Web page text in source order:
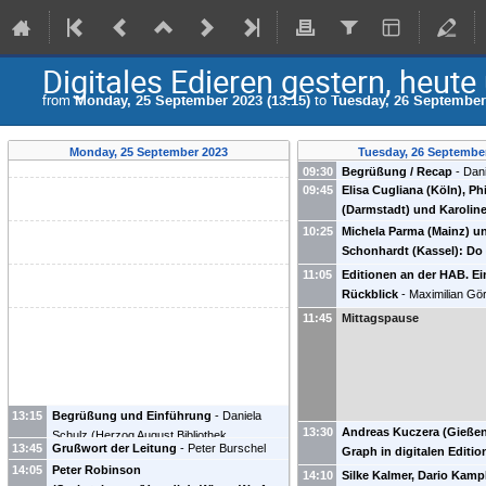
Digitales Edieren gestern,
fromMonday, 25 September 2023 (13:15) to Tuesday, 26
Monday, 25 September 2023
13:15 Begrüßung und Einführung - Daniela
Schulz (Herzog August Bibliothek
Wolfenbüttel) Marcus Baumgarten (HAB)
Torsten Schaßan
13:45 Grußwort der Leitung - Peter Burschel
(HAB)
14:05
Peter Robinson
Tuesday, 26
09:30
Begrüßung / Recap -
(Herzog August Bibliothek
Marcus Baumgarten (HAB)
Schaßan (Herzog August
Wolfenbüttel)
09:45
Elisa Cugliana (Köln),
(Darmstadt) und
(Berlin): Die Lücke im
die Rezeption (digitaler)
beginnt
10:25
Michela Parma (Mainz)
Schonhardt (Kassel):
do it well – Vier
Editionspraxis im
zwischen fachlichen
technischer Innovation
11:05
Editionen an der HAB.
Rückblick - Maximilian
Iglesia
11:45 Mittagspause
13:30
Andreas Kuczera
Graph in digitalen
14:10
Silke Kalmer, Dario